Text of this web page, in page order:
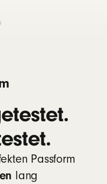
Ear Kopfhörer)
für
2
ausgewählten
in Echtzeit
ist optional und
Passform
lang